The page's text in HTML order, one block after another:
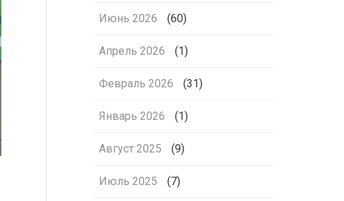
Июнь 2026 (60)
Апрель 2026 (1)
Февраль 2026 (31)
Январь 2026 (1)
Август 2025 (9)
Июль 2025 (7)